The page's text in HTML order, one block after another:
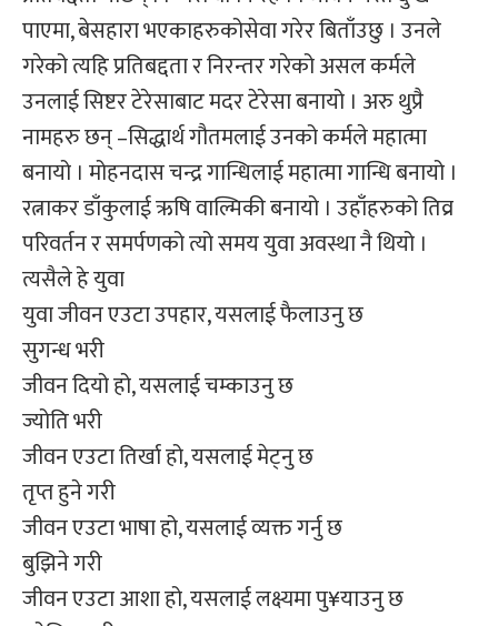
पाएमा, बेसहारा भएकाहरुकोसेवा गरेर बिताँउछु । उनले
गरेको त्यहि प्रतिबद्दता र निरन्तर गरेको असल कर्मले
उनलाई सिष्टर टेरेसाबाट मदर टेरेसा बनायो । अरु थुप्रै
नामहरु छन् –सिद्धार्थ गौतमलाई उनको कर्मले महात्मा
बनायो । मोहनदास चन्द्र गान्धिलाई महात्मा गान्धि बनायो ।
रत्नाकर डाँकुलाई ऋषि वाल्मिकी बनायो । उहाँहरुको तिव्र
परिवर्तन र समर्पणको त्यो समय युवा अवस्था नै थियो ।
त्यसैले हे युवा
युवा जीवन एउटा उपहार, यसलाई फैलाउनु छ
सुगन्ध भरी
जीवन दियो हो, यसलाई चम्काउनु छ
ज्योति भरी
जीवन एउटा तिर्खा हो, यसलाई मेट्नु छ
तृप्त हुने गरी
जीवन एउटा भाषा हो, यसलाई व्यक्त गर्नु छ
बुझिने गरी
जीवन एउटा आशा हो, यसलाई लक्ष्यमा पु¥याउनु छ